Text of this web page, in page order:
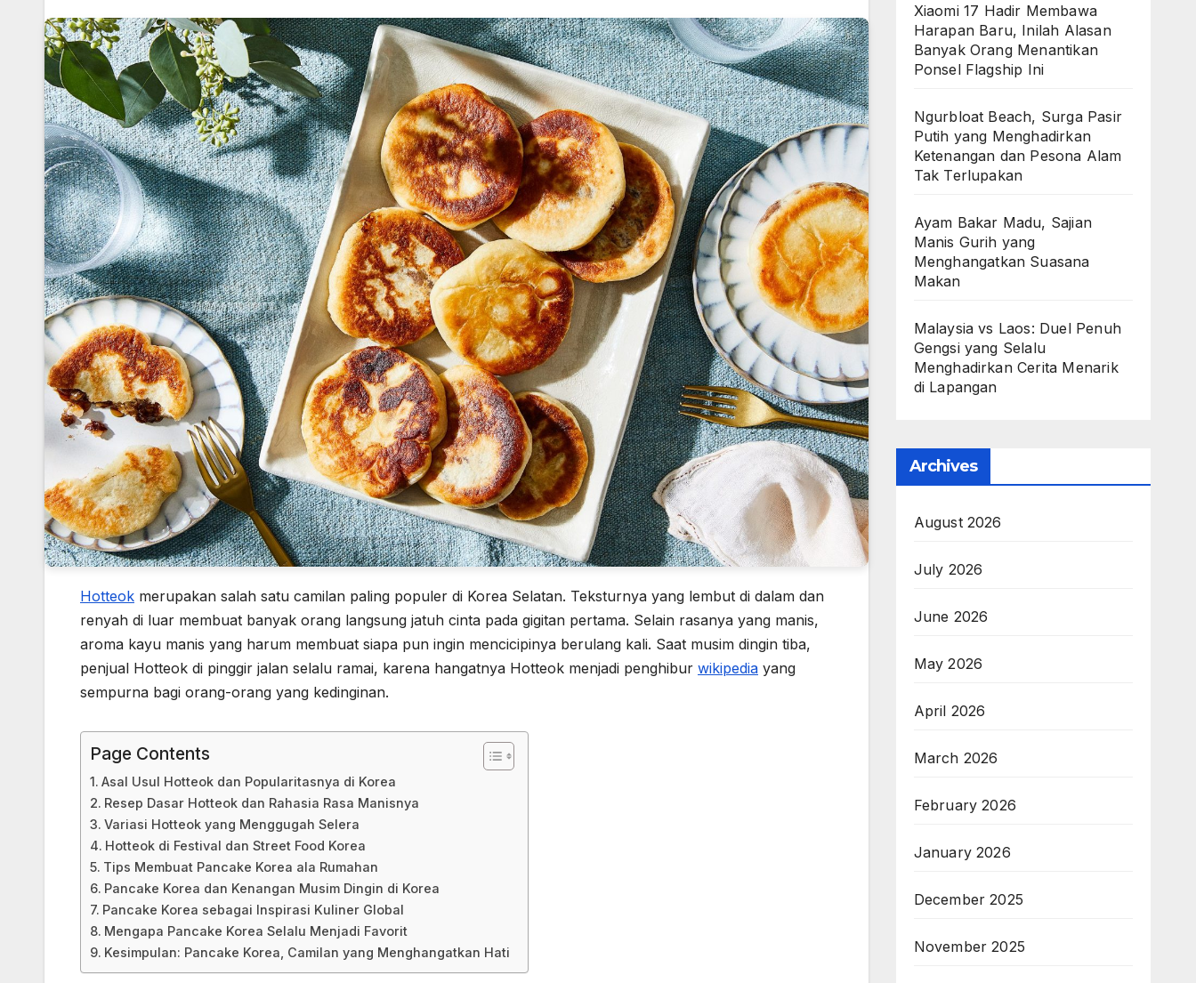
Hotteok merupakan salah satu camilan paling populer di Korea Selatan. Teksturnya yang lembut di dalam dan
renyah di luar membuat banyak orang langsung jatuh cinta pada gigitan pertama. Selain rasanya yang manis,
aroma kayu manis yang harum membuat siapa pun ingin mencicipinya berulang kali. Saat musim dingin tiba,
penjual Hotteok di pinggir jalan selalu ramai, karena hangatnya Hotteok menjadi penghibur wikipedia yang
sempurna bagi orang-orang yang kedinginan.
Page Contents
Asal Usul Hotteok dan Popularitasnya di Korea
Resep Dasar Hotteok dan Rahasia Rasa Manisnya
Variasi Hotteok yang Menggugah Selera
Hotteok di Festival dan Street Food Korea
Tips Membuat Pancake Korea ala Rumahan
Pancake Korea dan Kenangan Musim Dingin di Korea
Pancake Korea sebagai Inspirasi Kuliner Global
Mengapa Pancake Korea Selalu Menjadi Favorit
Kesimpulan: Pancake Korea, Camilan yang Menghangatkan Hati
Xiaomi 17 Hadir Membawa
Harapan Baru, Inilah Alasan
Banyak Orang Menantikan
Ponsel Flagship Ini
Ngurbloat Beach, Surga Pasir
Putih yang Menghadirkan
Ketenangan dan Pesona Alam
Tak Terlupakan
Ayam Bakar Madu, Sajian
Manis Gurih yang
Menghangatkan Suasana
Makan
Malaysia vs Laos: Duel Penuh
Gengsi yang Selalu
Menghadirkan Cerita Menarik
di Lapangan
Archives
August 2026
July 2026
June 2026
May 2026
April 2026
March 2026
February 2026
January 2026
December 2025
November 2025